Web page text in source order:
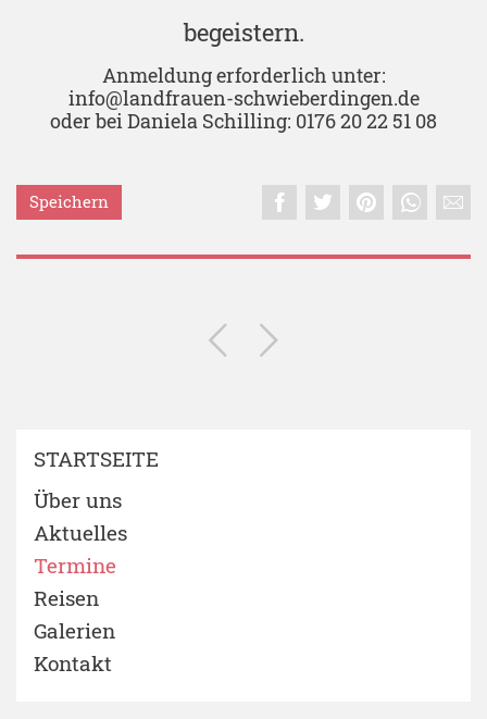
begeistern.
Anmeldung erforderlich unter:
info@landfrauen-schwieberdingen.de
oder bei Daniela Schilling: 0176 20 22 51 08
Speichern
STARTSEITE
Über uns
Aktuelles
Termine
Reisen
Galerien
Kontakt